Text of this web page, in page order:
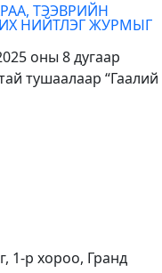
ТЭЭВРИЙН
НИЙТЛЭГ ЖУРМЫГ
оны 8 дугаар
тушаалаар “Гаалий
1-р хороо, Гранд